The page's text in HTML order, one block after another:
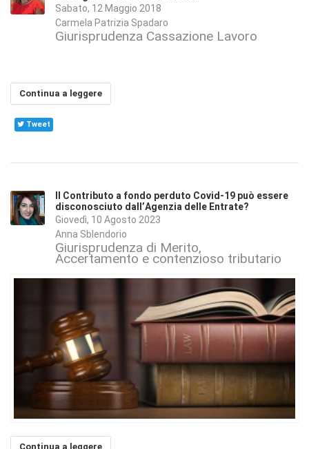
Sabato, 12 Maggio 2018
Carmela Patrizia Spadaro
Giurisprudenza Cassazione Lavoro
Continua a leggere
Tweet
Il Contributo a fondo perduto Covid-19 può essere
disconosciuto dall’Agenzia delle Entrate?
Giovedì, 10 Agosto 2023
Anna Sblendorio
Giurisprudenza di Merito
Accertamento e contenzioso tributario
Continua a leggere